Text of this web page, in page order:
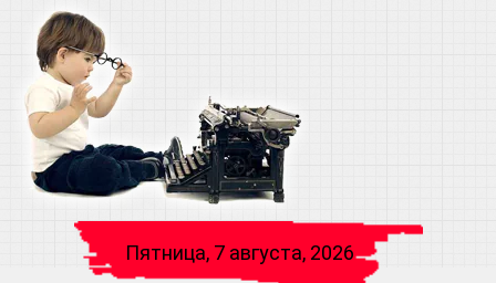
Пятница, 7 августа, 2026